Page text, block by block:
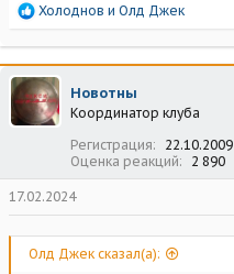
Р
а
к
ц
и
и
Холоднов и Олд Джек
Новотны
Координатор клуба
Регистрация
22.10.2009
Оценка реакций
2 890
17.02.2024
Олд Джек сказал(а):